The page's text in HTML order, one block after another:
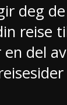
deg
reise
del